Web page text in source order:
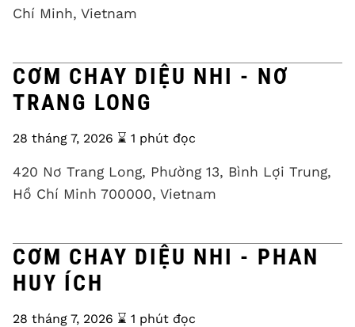
Chí Minh, Vietnam
CƠM CHAY DIỆU NHI - NƠ
TRANG LONG
28 tháng 7, 2026 ⌛️ 1 phút đọc
420 Nơ Trang Long, Phường 13, Bình Lợi Trung,
Hồ Chí Minh 700000, Vietnam
CƠM CHAY DIỆU NHI - PHAN
HUY ÍCH
28 tháng 7, 2026 ⌛️ 1 phút đọc